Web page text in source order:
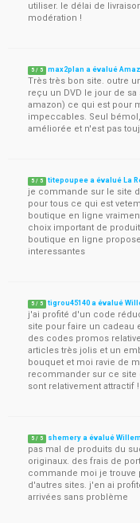
utiliser. le délai de
modération !
5 / 5 max2plan a évalué
Très très bon site. outre
reçu un DVD le jour de
amazon) ce qui est pour
impeccables. Seul
améliorée et n'est pas
5 / 5 titepoupee a évalué La
je commande sur le site
pour tous ce qui est
boutique en ligne
choix important de
boutique en ligne
interessantes
5 / 5 tigrou45140 a évalué
j'ai profité d'un code
site pour faire un cadeau
des codes promos
articles très jolis et un
bouquet et moi ravie de
recommander sur ce site
sont relativement attractif
5 / 5 shemery a évalué
pas mal de produits du
originaux. des frais de
commande moi je trouve
d'autres sites. j'en ai
arrivées sans problème